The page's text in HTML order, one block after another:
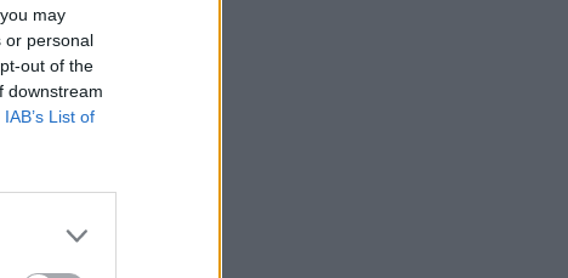
may
or personal
out of the
downstream
IAB’s List of